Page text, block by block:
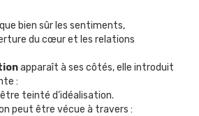
bien sûr les sentiments,
du cœur et les relations
apparaît à ses côtés, elle introduit
:
teinté d’idéalisation.
peut être vécue à travers :